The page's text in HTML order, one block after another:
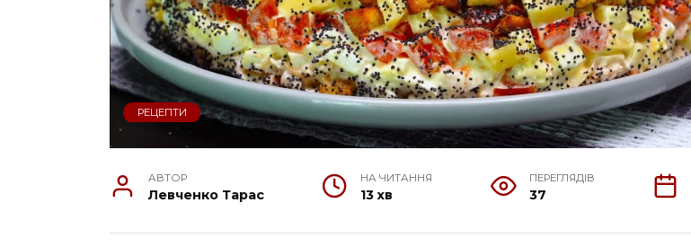
РЕЦЕПТИ
АВТОР
Левченко Тарас
НА ЧИТАННЯ
13 хв
ПЕРЕГЛЯДІВ
37